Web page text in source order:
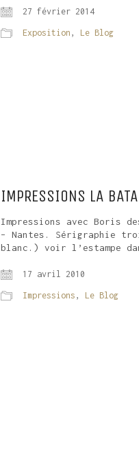
27 février 2014
Exposition , Le Blog
IMPRESSIONS LA
Impressions avec Boris
– Nantes. Sérigraphie
blanc.) voir l’estampe
17 avril 2010
Impressions , Le Blog